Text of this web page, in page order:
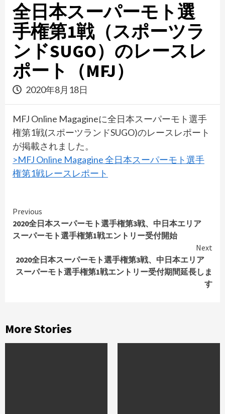
全日本スーパーモト選
手権第1戦（スポーツラ
ンドSUGO）のレースレ
ポート（MFJ）
2020年8月18日
MFJ Online Magagineに全日本スーパーモト選手
権第1戦(スポーツランドSUGO)のレースレポート
が掲載されました。
>MFJ Online Magagine 全日本スーパーモト選手
権第1戦レースレポート
Continue
Reading
Previous
2020全日本スーパーモト選手権第3戦、中日本エリア
スーパーモト選手権第1戦エントリー受付開始
Next
2020全日本スーパーモト選手権第3戦、中日本エリア
スーパーモト選手権第1戦エントリー受付期間延長しま
す
More Stories